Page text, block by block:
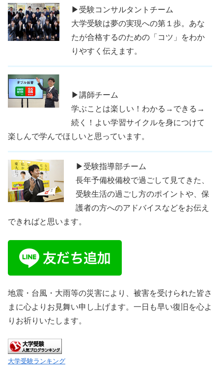
▶受験コンサルタントチーム
大学受験は夢の実現への第１歩。あな
たが合格するのための「コツ」をわか
りやすく伝えます。
▶講師チーム
学ぶことは楽しい！わかる→できる→
続く！よい学習サイクルを身につけて
楽しんで学んでほしいと思っています。
▶受験指導部チーム
長年予備校備校で過ごして見てきた、
受験生活の過ごし方のポイントや、保
護者の方へのアドバイスなどをお伝え
できればと思います。
地震・台風・大雨等の災害により、被害を受けられた皆さ
まに心よりお見舞い申し上げます。一日も早い復旧を心よ
りお祈りいたします。
大学受験ランキング